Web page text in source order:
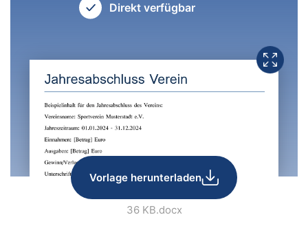
Direkt verfügbar
Vorlage herunterladen
36 KB.docx